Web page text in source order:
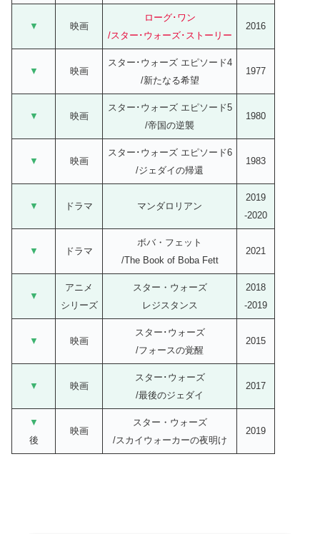
▼ 映画
ローグ･ワン
/スター･ウォーズ･ストーリー
2016
▼ 映画
スター･ウォーズ エピソード4
/新たなる希望
1977
▼ 映画
スター･ウォーズ エピソード5
/帝国の逆襲
1980
▼ 映画
スター･ウォーズ エピソード6
/ジェダイの帰還
1983
▼ ドラマ マンダロリアン
2019
-2020
▼ ドラマ
ボバ・フェット
/The Book of Boba Fett
2021
▼
アニメ
シリーズ
スター・ウォーズ
レジスタンス
2018
-2019
▼ 映画
スター･ウォーズ
/フォースの覚醒
2015
▼ 映画
スター･ウォーズ
/最後のジェダイ
2017
▼
後
映画
スター・ウォーズ
/スカイウォーカーの夜明け
2019